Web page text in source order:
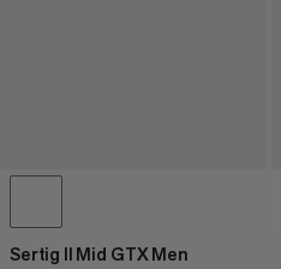
Sertig II Mid GTX Men